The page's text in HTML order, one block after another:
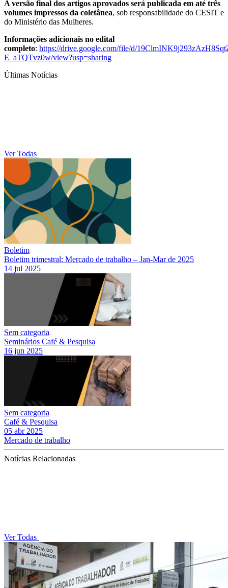
A versão final dos artigos aprovados será publicada em até três
volumes impressos da coletânea, sob responsabilidade do CESIT e
do Ministério das Mulheres.
Informações adicionais no edital
completo: https://drive.google.com/file/d/
E_aTQTvz0w/view?usp=sharing
Últimas Notícias
Ver Todas
Boletim
Boletim trimestral: Mercado de trabalho – Jan-Mar de 2025
14 jul 2025
Sem categoria
Seminários Café & Pesquisa
16 jun 2025
Sem categoria
Café & Pesquisa
05 abr 2025
Mercado de trabalho
Notícias Relacionadas
Ver Todas